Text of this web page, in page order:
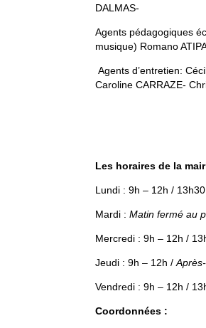
DALMAS-
Agents pédagogiques
musique) Romano
Agents d’entretien:
Caroline CARRAZE-
Les horaires de la
Lundi : 9h – 12h /
Mardi :Matin fermé au
Mercredi : 9h – 12h /
Jeudi : 9h – 12h /
Vendredi : 9h – 12h /
Coordonnées :